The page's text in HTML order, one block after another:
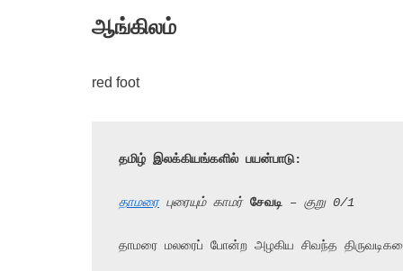
ஆங்கிலம்
red foot
தமிழ் இலக்கியங்களில் பயன்பாடு:
தாமரை புரையும் காமர் சேவடி – குறு 0/1
தாமரை மலரைப் போன்ற அழகிய சிவந்த